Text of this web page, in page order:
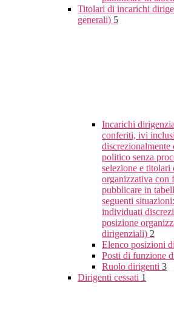
Titolari di incarichi
generali) 5
Incarichi
conferiti, ivi
politico senza
selezione e titolari
organizzativa con
pubblicare in
seguenti
individuati
posizione
dirigenziali) 2
Elenco posizioni
Posti di funzione
Ruolo dirigenti 3
Dirigenti cessati 1